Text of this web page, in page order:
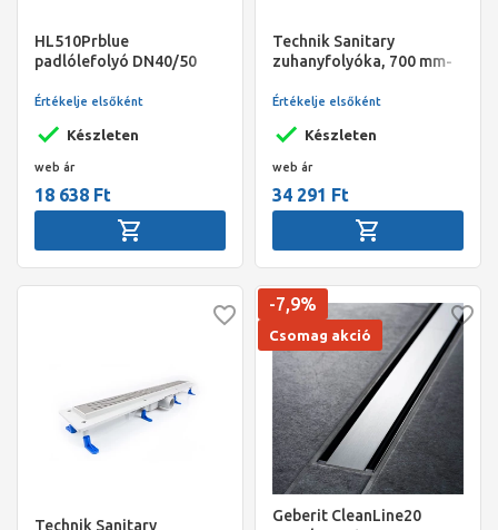
HL510Prblue
padlólefolyó DN40/50
szigetelő karimával,
bűzzárral,123x123mm/115x115mm
Készleten
Értékelje elsőként
web ár
18 638 Ft
Technik Sanitary
zuhanyfolyóka, 700 mm-
Készleten
Értékelje elsőként
web ár
34 291 Ft
Technik Sanitary
Geberit CleanLine20
-7,9%
Csomag akció